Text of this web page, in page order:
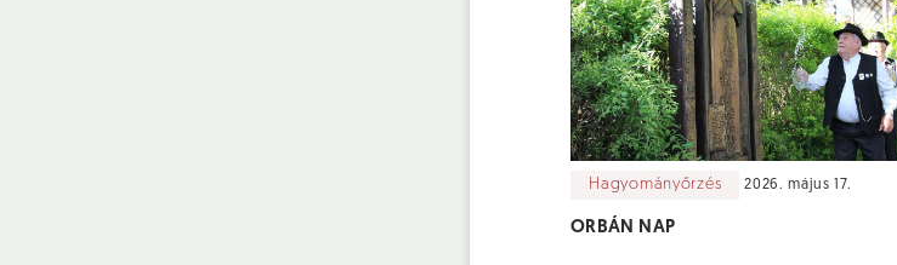
Hagyományőrzés 2026. május 17.
ORBÁN NAP